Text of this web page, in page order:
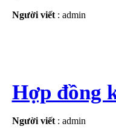
Người viết: admin
Hợp đồng
Người viết: admin